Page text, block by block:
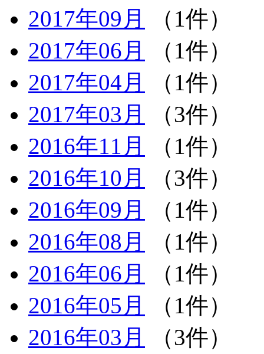
2017年09月
（1件）
2017年06月
（1件）
2017年04月
（1件）
2017年03月
（3件）
2016年11月
（1件）
2016年10月
（3件）
2016年09月
（1件）
2016年08月
（1件）
2016年06月
（1件）
2016年05月
（1件）
2016年03月
（3件）